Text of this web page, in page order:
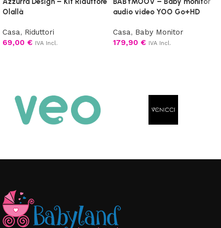
Olallà
Casa, Riduttori
69,00 € IVA Incl.
audio video YOO Go+HD
Casa, Baby Monitor
179,90 € IVA Incl.